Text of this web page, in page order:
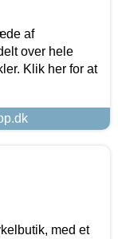
af
over hele
Klik her for at
med et